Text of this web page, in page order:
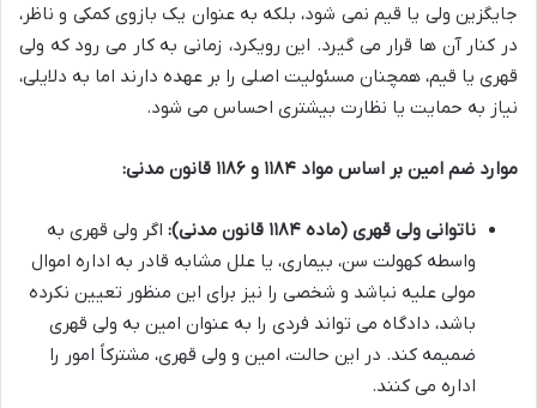
جایگزین ولی یا قیم نمی شود، بلکه به عنوان یک بازوی کمکی و ناظر،
در کنار آن ها قرار می گیرد. این رویکرد، زمانی به کار می رود که ولی
قهری یا قیم، همچنان مسئولیت اصلی را بر عهده دارند اما به دلایلی،
نیاز به حمایت یا نظارت بیشتری احساس می شود.
موارد ضم امین بر اساس مواد ۱۱۸۴ و ۱۱۸۶ قانون مدنی:
ناتوانی ولی قهری (ماده ۱۱۸۴ قانون مدنی):
اگر ولی قهری به
واسطه کهولت سن، بیماری، یا علل مشابه قادر به اداره اموال
مولی علیه نباشد و شخصی را نیز برای این منظور تعیین نکرده
باشد، دادگاه می تواند فردی را به عنوان امین به ولی قهری
ضمیمه کند. در این حالت، امین و ولی قهری، مشترکاً امور را
اداره می کنند.